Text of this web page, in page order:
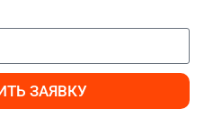
ЗАЯВКУ